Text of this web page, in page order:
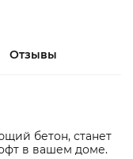
Отзывы
бетон, станет
в вашем доме.